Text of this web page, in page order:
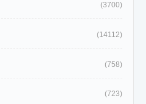
(3700)
(14112)
(758)
(723)